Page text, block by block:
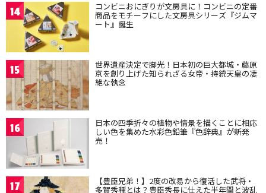
14 コンビニおにぎりが文房具に！コンビニの定番
商品をモチーフにした文房具シリーズ『ジムマ
ート』誕生
15 世界遺産決定で脚光！日本初の巨大都城・藤原
京を創り上げた知られざる女帝・持統天皇の凄
絶な執念
16 日本の四季折々の植物や情景を描くことに相応
しい色を集めた水彩色鉛筆『色辞典』が新発
売！
17 【豊臣兄弟！】2度の改易から復活した武将・
多賀秀種とは？豊臣秀長に仕えた半年間と波乱